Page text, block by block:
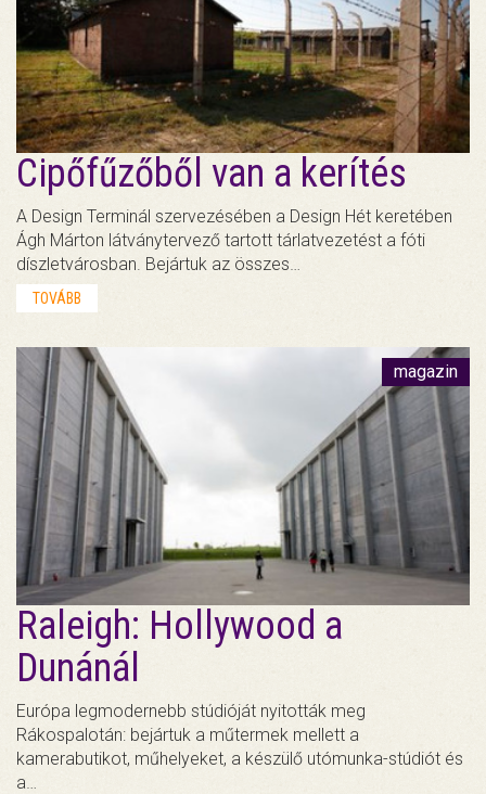
Cipőfűzőből van a kerítés
A Design Terminál szervezésében a Design Hét keretében
Ágh Márton látványtervező tartott tárlatvezetést a fóti
díszletvárosban. Bejártuk az összes…
TOVÁBB
magazin
Raleigh: Hollywood a
Dunánál
Európa legmodernebb stúdióját nyitották meg
Rákospalotán: bejártuk a műtermek mellett a
kamerabutikot, műhelyeket, a készülő utómunka-stúdiót és
a…